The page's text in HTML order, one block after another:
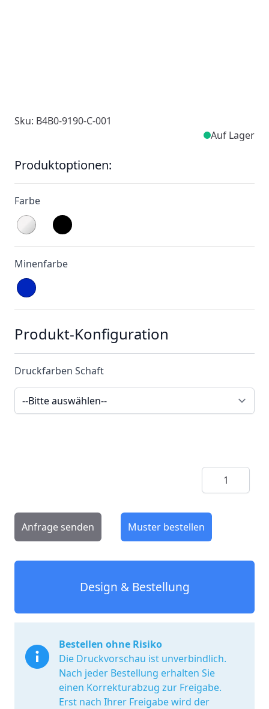
Sku: B4B0-9190-C-001
Auf Lager
Produktoptionen:
Farbe
Minenfarbe
Produkt-Konfiguration
Druckfarben Schaft
Menge
Anfrage senden Muster bestellen
Design & Bestellung
Bestellen ohne Risiko
Die Druckvorschau ist unverbindlich.
Nach jeder Bestellung erhalten Sie
einen Korrekturabzug zur Freigabe.
Erst nach Ihrer Freigabe wird der